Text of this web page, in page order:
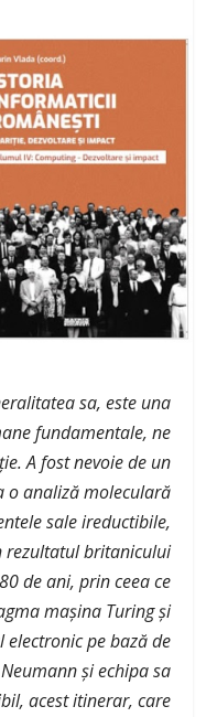
sa, este una
fundamentale, ne
A fost nevoie de un
o analiză moleculară
sale ireductibile,
rezultatul britanicului
de ani, prin ceea ce
maşina Turing şi
pe bază de
şi echipa sa
acest itinerar, care